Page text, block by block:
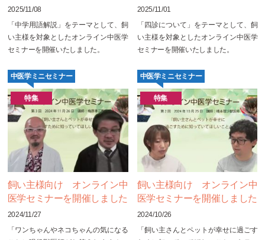
2025/11/08
「中学用語解説」をテーマとして、飼
い主様を対象としたオンライン中医学
セミナーを開催いたしました。
2025/11/01
「四診について」をテーマとして、飼
い主様を対象としたオンライン中医学
セミナーを開催いたしました。
中医学ミニセミナー
特集
飼い主様向け オンライン中
医学セミナーを開催しました
2024/11/27
「ワンちゃんやネコちゃんの気になる
中医学ミニセミナー
特集
飼い主様向け オンライン中
医学セミナーを開催しました
2024/10/26
「飼い主さんとペットが幸せに過ごす